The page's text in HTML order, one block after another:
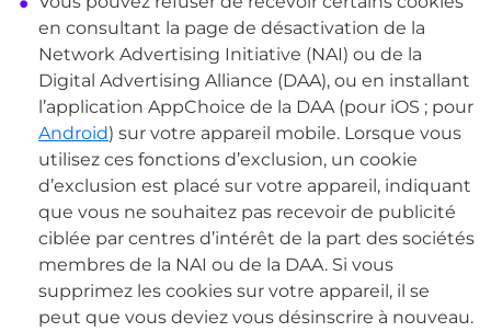
en consultant la page de désactivation de la
Network Advertising Initiative (NAI) ou de la
Digital Advertising Alliance (DAA), ou en installant
l’application AppChoice de la DAA (pour iOS ; pour
Android) sur votre appareil mobile. Lorsque vous
utilisez ces fonctions d’exclusion, un cookie
d’exclusion est placé sur votre appareil, indiquant
que vous ne souhaitez pas recevoir de publicité
ciblée par centres d’intérêt de la part des sociétés
membres de la NAI ou de la DAA. Si vous
supprimez les cookies sur votre appareil, il se
peut que vous deviez vous désinscrire à nouveau.